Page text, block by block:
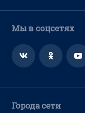
Мы в соцсетях
Города сети